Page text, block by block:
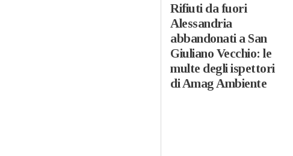
Rifiuti da fuori
Alessandria
abbandonati a San
Giuliano Vecchio: le
multe degli ispettori
di Amag Ambiente